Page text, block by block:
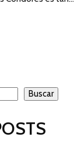
Buscar